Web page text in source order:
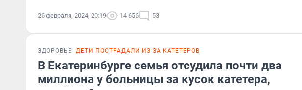
26 февраля, 2024, 20:19 14 656 53
ЗДОРОВЬЕ ДЕТИ ПОСТРАДАЛИ ИЗ-ЗА КАТЕТЕРОВ
В Екатеринбурге семья отсудила почти два
миллиона у больницы за кусок катетера,